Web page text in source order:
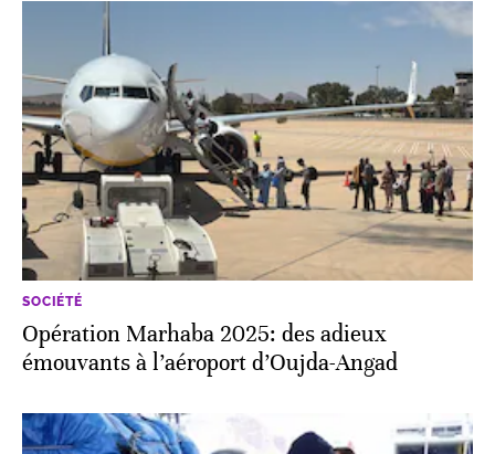
SOCIÉTÉ
Opération Marhaba 2025: des adieux
émouvants à l’aéroport d’Oujda-Angad